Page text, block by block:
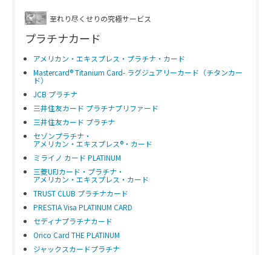
至れり尽くせりの究極サービス
プラチナカード
アメリカン・エキスプレス・プラチナ・カード
Mastercard® Titanium Card- ラグジュアリーカード（チタンカー
ド）
JCB プラチナ
三井住友カード プラチナプリファード
三井住友カード プラチナ
セゾンプラチナ・
アメリカン・エキスプレス®・カード
ミライノ カード PLATINUM
三菱UFJカード・プラチナ・
アメリカン・エキスプレス・カード
TRUST CLUB プラチナカード
PRESTIA Visa PLATINUM CARD
セディナプラチナカード
Orico Card THE PLATINUM
ジャックスカードプラチナ